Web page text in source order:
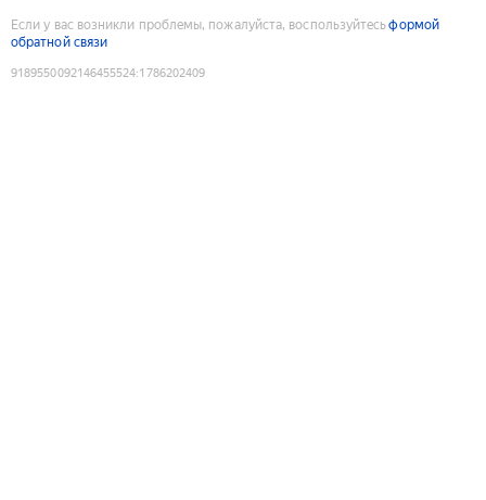
Если у вас возникли проблемы, пожалуйста, воспользуйтесьформой
обратной связи
9189550092146455524:1786202409